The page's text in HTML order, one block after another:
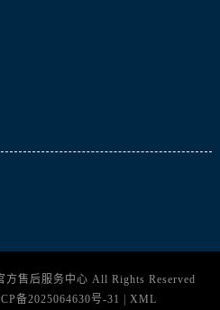
方售后服务中心 All Rights Reserved
备2025064630号-31 XML